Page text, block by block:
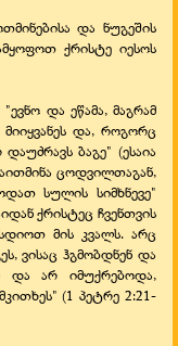
და ნუგეშის
ქრისტე იესოს
და ეწამა, მაგრამ
და, როგორც
ბაგე" (ესაია
ცოდვილთაგან,
სულის სიმხნევე"
ქრისტეც ჩვენთვის
მის კვალს. არც
ვისაც ჰგმობდნენ და
და არ იმუქრებოდა,
(1 პეტრე 2:21-